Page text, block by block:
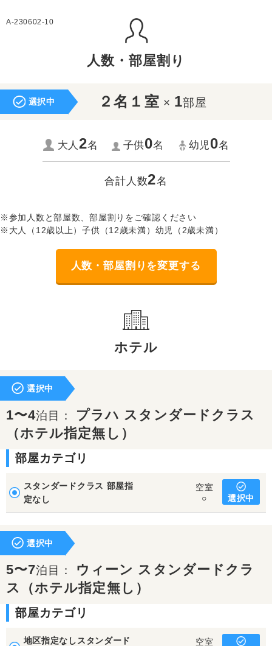
A-230602-10
人数・部屋割り
選択中 ２名１室 × 1部屋
大人2名 子供0名 幼児0名
合計人数2名
※参加人数と部屋数、部屋割りをご確認ください
※大人（12歳以上）子供（12歳未満）幼児（2歳未満）
人数・部屋割りを変更する
ホテル
選択中
1〜4泊目： プラハ スタンダードクラス
（ホテル指定無し）
部屋カテゴリ
スタンダードクラス 部屋指
定なし
空室
○
選択中
選択中
5〜7泊目： ウィーン スタンダードクラ
ス（ホテル指定無し）
部屋カテゴリ
地区指定なしスタンダード 空室